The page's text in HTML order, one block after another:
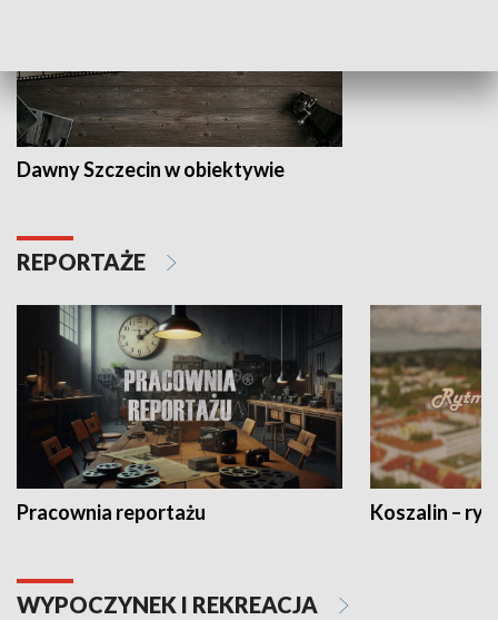
Dawny Szczecin w obiektywie
REPORTAŻE
Pracownia reportażu Koszalin –
WYPOCZYNEK I REKREACJA